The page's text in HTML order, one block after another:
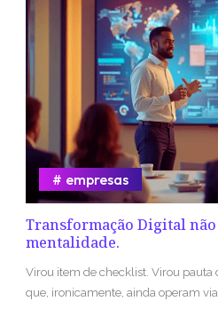
Transformação Digital
mentalidade.
empresas
Virou item de checklist. Virou pauta
que, ironicamente, ainda operam